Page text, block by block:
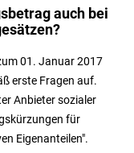
auch bei
01. Januar 2017
erste Fragen auf.
Anbieter sozialer
für
Eigenanteilen".